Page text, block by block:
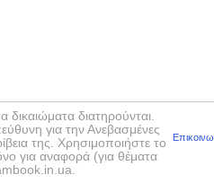
δικαιώματα διατηρούνται.
για την Ανεβασμένες
της. Χρησιμοποιήστε το
για αναφορά (για θέματα